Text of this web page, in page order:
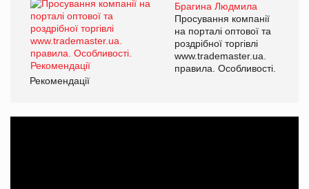
Брагина Людмила
Просування компанії
на порталі оптової та
роздрібної торгівлі
www.trademaster.ua.
правила. Особливості.
Рекомендації